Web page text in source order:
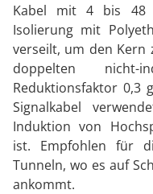
Kabel mit 4 bis 48
Isolierung mit
verseilt, um den
doppelten nicht-
Reduktionsfaktor 0,3
Signalkabel
Induktion von
ist. Empfohlen für
Tunneln, wo es auf
ankommt.